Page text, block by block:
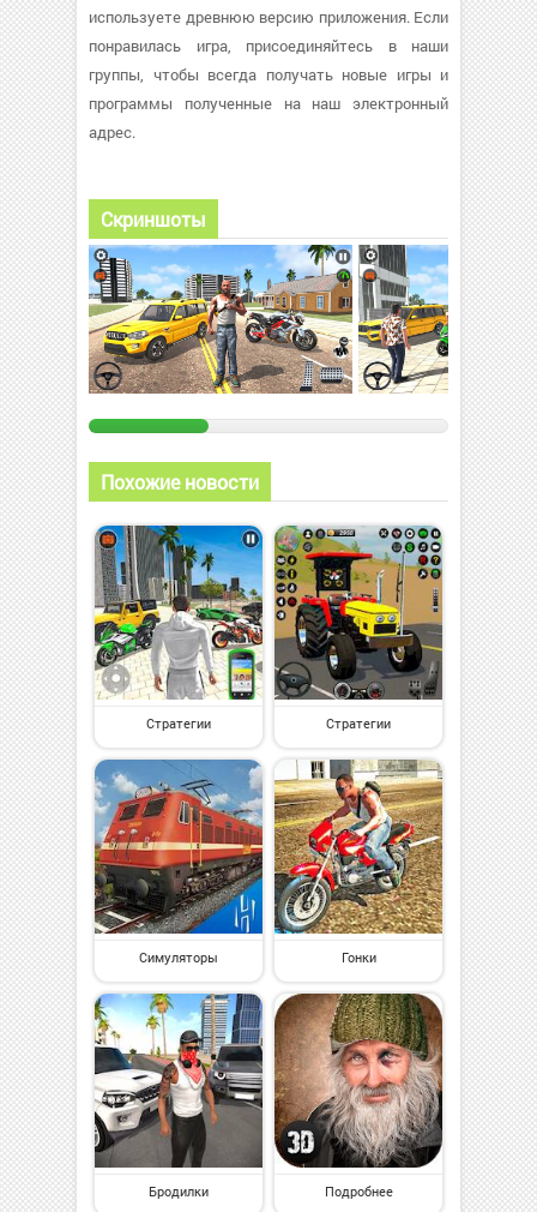
используете древнюю версию приложения. Если
понравилась игра, присоединяйтесь в наши
группы, чтобы всегда получать новые игры и
программы полученные на наш электронный
адрес.
Скриншоты
Похожие новости
Стратегии Стратегии
Симуляторы Гонки
Бродилки Подробнее